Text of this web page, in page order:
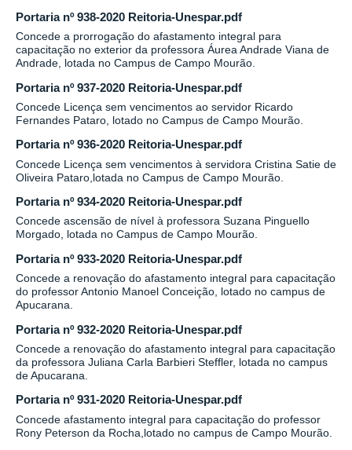
Portaria nº 938-2020 Reitoria-Unespar.pdf
Concede a prorrogação do afastamento integral para
capacitação no exterior da professora Áurea Andrade Viana de
Andrade, lotada no Campus de Campo Mourão.
Portaria nº 937-2020 Reitoria-Unespar.pdf
Concede Licença sem vencimentos ao servidor Ricardo
Fernandes Pataro, lotado no Campus de Campo Mourão.
Portaria nº 936-2020 Reitoria-Unespar.pdf
Concede Licença sem vencimentos à servidora Cristina Satie de
Oliveira Pataro,lotada no Campus de Campo Mourão.
Portaria nº 934-2020 Reitoria-Unespar.pdf
Concede ascensão de nível à professora Suzana Pinguello
Morgado, lotada no Campus de Campo Mourão.
Portaria nº 933-2020 Reitoria-Unespar.pdf
Concede a renovação do afastamento integral para capacitação
do professor Antonio Manoel Conceição, lotado no campus de
Apucarana.
Portaria nº 932-2020 Reitoria-Unespar.pdf
Concede a renovação do afastamento integral para capacitação
da professora Juliana Carla Barbieri Steffler, lotada no campus
de Apucarana.
Portaria nº 931-2020 Reitoria-Unespar.pdf
Concede afastamento integral para capacitação do professor
Rony Peterson da Rocha,lotado no campus de Campo Mourão.